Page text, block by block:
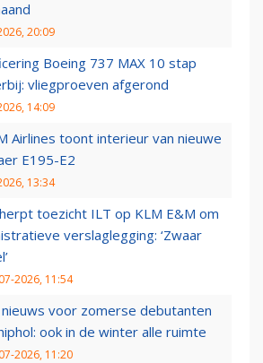
20:09
Boeing 737 MAX 10 stap
vliegproeven afgerond
14:09
Airlines toont interieur van nieuwe
E195-E2
13:34
toezicht ILT op KLM E&M om
verslaglegging: ‘Zwaar
2026, 11:54
voor zomerse debutanten
ook in de winter alle ruimte
2026, 11:20